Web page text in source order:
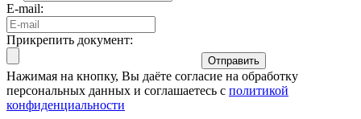
E-mail:
Прикрепить документ:
Отправить
Нажимая на кнопку, Вы даёте согласие на обработку
персональных данных и соглашаетесь с политикой
конфиденциальности